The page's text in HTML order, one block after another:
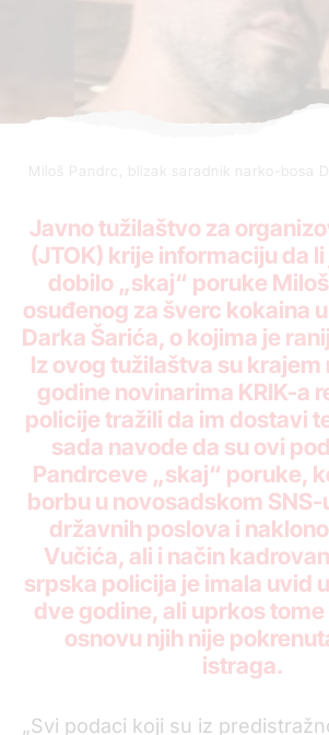
Miloš Pandrc, blizak saradnik narko-bosa
Javno tužilaštvo za
(JTOK) krije informaciju da
dobilo „skaj“ poruke
osuđenog za šverc kokaina
Darka Šarića, o kojima je
Iz ovog tužilaštva su
godine novinarima KRIK-a
policije tražili da im dostavi
sada navode da su ovi
Pandrceve „skaj“ poruke,
borbu u novosadskom
državnih poslova i
Vučića, ali i način
srpska policija je imala uvid
dve godine, ali uprkos tome
osnovu njih nije
istraga.
„Svi podaci koji su iz